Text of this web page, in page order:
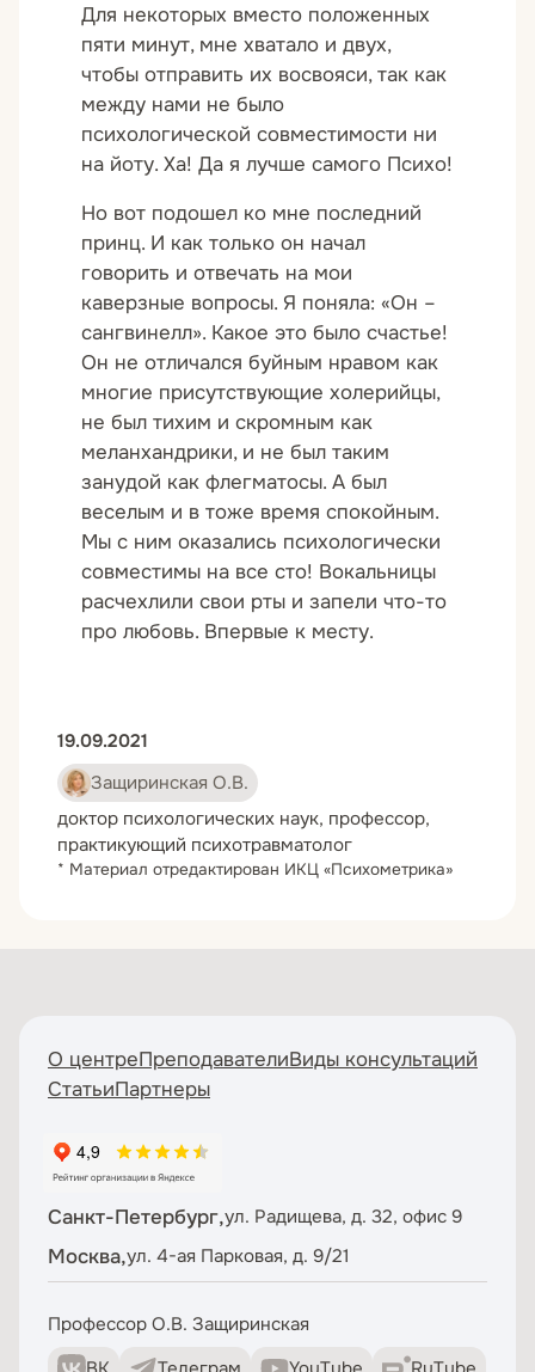
Для некоторых вместо положенных
пяти минут, мне хватало и двух,
чтобы отправить их восвояси, так как
между нами не было
психологической совместимости ни
на йоту. Ха! Да я лучше самого Психо!
Но вот подошел ко мне последний
принц. И как только он начал
говорить и отвечать на мои
каверзные вопросы. Я поняла: «Он –
сангвинелл». Какое это было счастье!
Он не отличался буйным нравом как
многие присутствующие холерийцы,
не был тихим и скромным как
меланхандрики, и не был таким
занудой как флегматосы. А был
веселым и в тоже время спокойным.
Мы с ним оказались психологически
совместимы на все сто! Вокальницы
расчехлили свои рты и запели что-то
про любовь. Впервые к месту.
19.09.2021
Защиринская О.В.
доктор психологических наук, профессор,
практикующий психотравматолог
* Материал отредактирован ИКЦ «Психометрика»
О центреПреподавателиВиды консультаций
СтатьиПартнеры
Санкт-Петербург,ул. Радищева, д. 32, офис 9
Москва,ул. 4-ая Парковая, д. 9/21
Профессор О.В. Защиринская